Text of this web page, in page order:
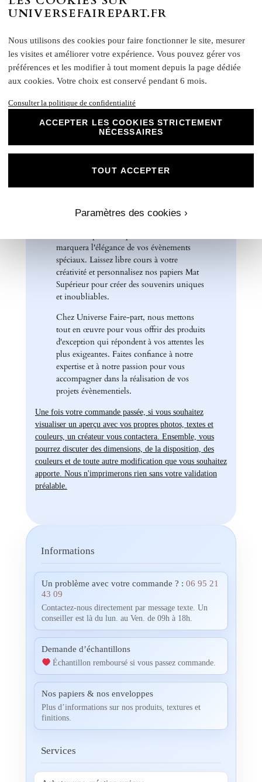
370 g/m²
Livret : 14,5 x 29,4 cm (Ouvert) / 14,5 x 13,8 cm
(Fermé)
Carte recto verso : 14 x 15 cm
Format A6 portrait : 10,5 x 14 cm
Etiquette bouteille: Elles ont une taille unique, pensée
Rond collant: 4 cm
otre papier Mat Supérieur sont le choix
parfait pour des faire-part de mariage, des
remerciements et bien plus encore. Optez
marquera l'élégance de vos évènements
spéciaux. Laissez libre cours à votre
créativité et personnalisez nos papiers Mat
Supérieur pour créer des souvenirs uniques
et inoubliables.
Chez Universe Faire-part, nous mettons
tout en œuvre pour vous offrir des produits
d'exception qui répondent à vos attentes les
plus exigeantes. Faites confiance à notre
expertise et à notre passion pour vous
accompagner dans la réalisation de vos
projets évènementiels.
Une fois votre commande passée, si vous souhaitez
visualiser un aperçu avec vos propres photos, textes et
couleurs, un créateur vous contactera. Ensemble, vous
pourrez discuter des dimensions, de la disposition, des
couleurs et de toute autre modification que vous souhaitez
apporte. Nous n'imprimerons rien sans votre validation
préalable.
Informations
Un problème avec votre commande ? : 06 95 21
43 09
Contactez-nous directement par message texte. Un
conseiller est là du lun. au Ven. de 09h à 18h.
Demande d’échantillons
Échantillon remboursé si vous passez commande.
Nos papiers & nos enveloppes
Plus d’informations sur nos produits, textures et
finitions.
Services
UNIVERSEFAIREPART.FR
Nous utilisons des cookies pour faire fonctionner le site, mesurer
les visites et améliorer votre expérience. Vous pouvez gérer vos
préférences et les modifier à tout moment depuis la page dédiée
aux cookies. Votre choix est conservé pendant 6 mois.
Consulter la politique de confidentialité
ACCEPTER LES COOKIES STRICTEMENT
NÉCESSAIRES
Paramètres des cookies ›
TOUT ACCEPTER